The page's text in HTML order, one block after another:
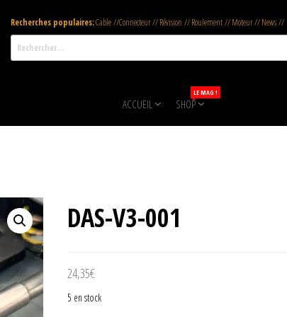
Recherches populaires:Cable //Connecteur // Révision // Roulement // Moteur // News //
ACCUEIL SHOP
LE MAG !
DAS-V3-001
24,35€
5 en stock